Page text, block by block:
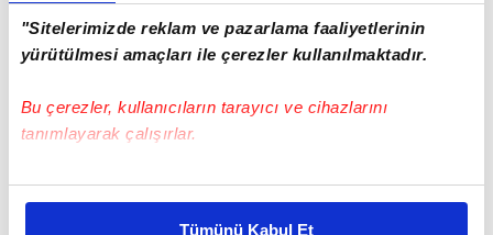
"Sitelerimizde reklam ve pazarlama faaliyetlerinin
yürütülmesi amaçları ile çerezler kullanılmaktadır.
Bu çerezler, kullanıcıların tarayıcı ve cihazlarını
tanımlayarak çalışırlar.
Bu çerezlere izin vermeniz halinde sizlere özel
Tümünü Kabul Et